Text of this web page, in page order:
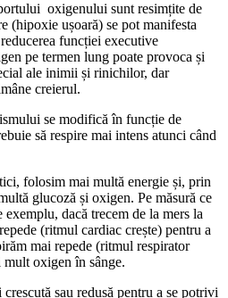
oxigenului sunt resimțite de
(hipoxie ușoară) se pot manifesta
funcției executive
pe termen lung poate provoca și
ale inimii și rinichilor, dar
creierul.
se modifică în funcție de
să respire mai intens atunci când
folosim mai multă energie și, prin
glucoză și oxigen. Pe măsură ce
dacă trecem de la mers la
(ritmul cardiac crește) pentru a
mai repede (ritmul respirator
mult oxigen în sânge.
sau redusă pentru a se potrivi